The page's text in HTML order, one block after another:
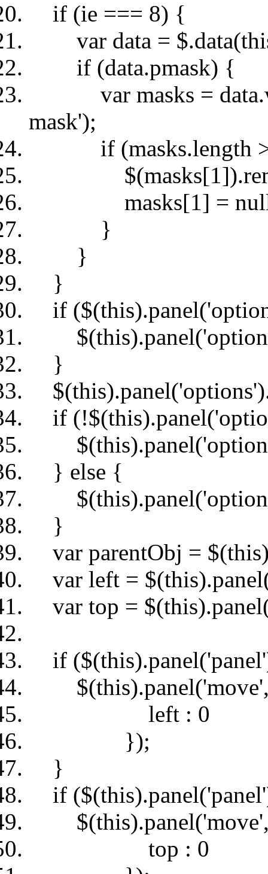
if (ie === 8) {
var data =
if (data.pmask) {
var masks =
mask');
if (masks.length
masks[1] =
}
}
}
if
}
if
} else {
}
var parentObj =
var left =
var top =
if
left : 0
});
}
if
top : 0